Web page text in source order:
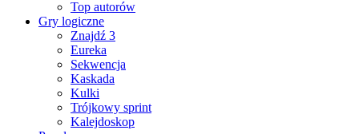
Top autorów
Gry logiczne
Znajdź 3
Eureka
Sekwencja
Kaskada
Kulki
Trójkowy sprint
Kalejdoskop